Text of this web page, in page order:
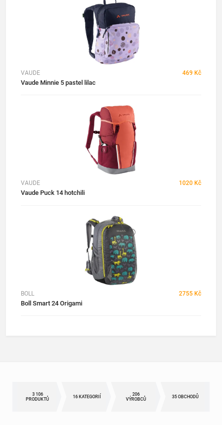
VAUDE 469 Kč
Vaude Minnie 5 pastel lilac
VAUDE 1020 Kč
Vaude Puck 14 hotchili
BOLL 2755 Kč
Boll Smart 24 Origami
3 106
PRODUKTŮ
16 KATEGORIÍ
206
VÝROBCŮ
35 OBCHODŮ